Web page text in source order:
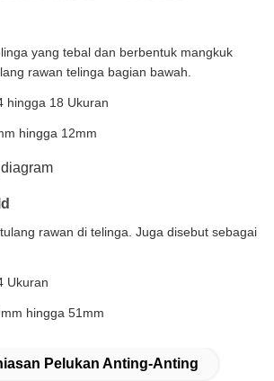
yang tebal dan berbentuk mangkuk
rawan telinga bagian bawah.
hingga 18 Ukuran
hingga 12mm
rawan di telinga. Juga disebut sebagai
Ukuran
hingga 51mm
Pelukan Anting-Anting